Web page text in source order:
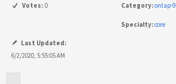
Votes: 0 Category:ontap-9
Specialty:core
Last Updated:
6/2/2020, 5:55:05 AM